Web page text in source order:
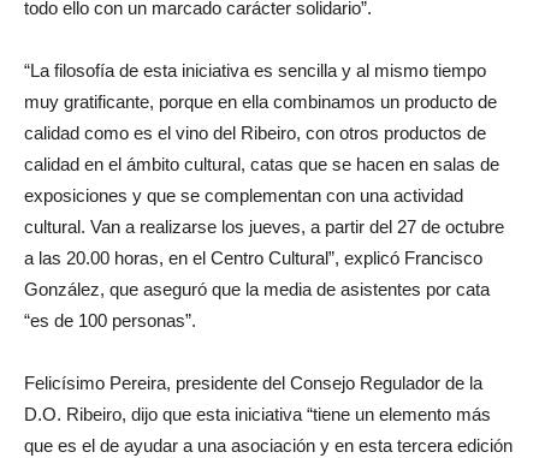
todo ello con un marcado carácter solidario”.
“La filosofía de esta iniciativa es sencilla y al mismo tiempo
muy gratificante, porque en ella combinamos un producto de
calidad como es el vino del Ribeiro, con otros productos de
calidad en el ámbito cultural, catas que se hacen en salas de
exposiciones y que se complementan con una actividad
cultural. Van a realizarse los jueves, a partir del 27 de octubre
a las 20.00 horas, en el Centro Cultural”, explicó Francisco
González, que aseguró que la media de asistentes por cata
“es de 100 personas”.
Felicísimo Pereira, presidente del Consejo Regulador de la
D.O. Ribeiro, dijo que esta iniciativa “tiene un elemento más
que es el de ayudar a una asociación y en esta tercera edición